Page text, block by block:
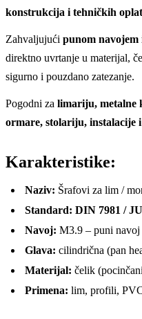
konstrukcija i tehničkih
Zahvaljujući punom
direktno uvrtanje u materijal,
sigurno i pouzdano zatezanje.
Pogodni za limariju, metalne
ormare, stolariju, instalacije
Karakteristike:
Naziv: Šrafovi za lim /
Standard: DIN 7981 /
Navoj: M3.9 – puni navoj
Glava: cilindrična (pan
Materijal: čelik
Primena: lim, profili,